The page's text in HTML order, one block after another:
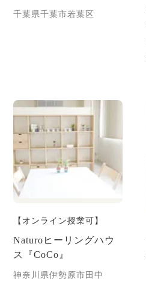
千葉県千葉市若葉区
【オンライン授業可】
Naturoヒーリングハウ
ス『CoCo』
神奈川県伊勢原市田中